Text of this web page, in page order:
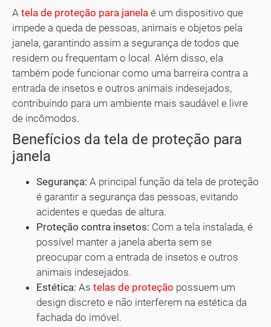
A tela de proteção para janela é um dispositivo que
impede a queda de pessoas, animais e objetos pela
janela, garantindo assim a segurança de todos que
residem ou frequentam o local. Além disso, ela
também pode funcionar como uma barreira contra a
entrada de insetos e outros animais indesejados,
contribuindo para um ambiente mais saudável e livre
de incômodos.
Benefícios da tela de proteção para
janela
Segurança: A principal função da tela de proteção
é garantir a segurança das pessoas, evitando
acidentes e quedas de altura.
Proteção contra insetos: Com a tela instalada, é
possível manter a janela aberta sem se
preocupar com a entrada de insetos e outros
animais indesejados.
Estética: As telas de proteção possuem um
design discreto e não interferem na estética da
fachada do imóvel.